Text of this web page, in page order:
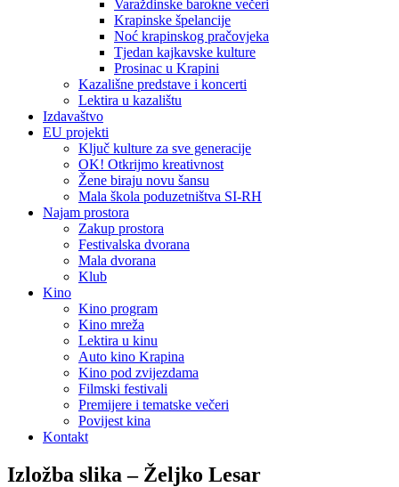
Varaždinske barokne večeri
Krapinske špelancije
Noć krapinskog pračovjeka
Tjedan kajkavske kulture
Prosinac u Krapini
Kazališne predstave i koncerti
Lektira u kazalištu
Izdavaštvo
EU projekti
Ključ kulture za sve generacije
OK! Otkrijmo kreativnost
Žene biraju novu šansu
Mala škola poduzetništva SI-RH
Najam prostora
Zakup prostora
Festivalska dvorana
Mala dvorana
Klub
Kino
Kino program
Kino mreža
Lektira u kinu
Auto kino Krapina
Kino pod zvijezdama
Filmski festivali
Premijere i tematske večeri
Povijest kina
Kontakt
Izložba slika – Željko Lesar